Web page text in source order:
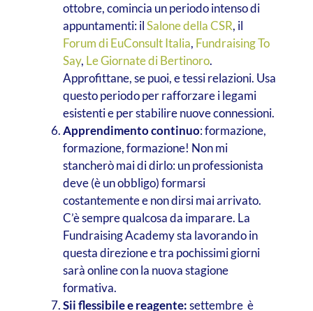
ottobre, comincia un periodo intenso di
appuntamenti: ilSalone della CSR, il
Forum di EuConsult Italia, Fundraising To
Say, Le Giornate di Bertinoro.
Approfittane, se puoi, e tessi relazioni. Usa
questo periodo per rafforzare i legami
esistenti e per stabilire nuove connessioni.
Apprendimento continuo: formazione,
formazione, formazione! Non mi
stancherò mai di dirlo: un professionista
deve (è un obbligo) formarsi
costantemente e non dirsi mai arrivato.
C’è sempre qualcosa da imparare. La
Fundraising Academy sta lavorando in
questa direzione e tra pochissimi giorni
sarà online con la nuova stagione
formativa.
Sii flessibile e reagente:settembre è